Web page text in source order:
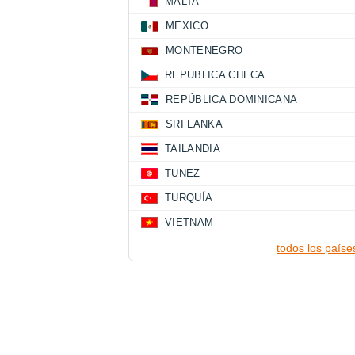
MEXICO
MONTENEGRO
REPUBLICA CHECA
REPÚBLICA DOMINICANA
SRI LANKA
TAILANDIA
TUNEZ
TURQUÍA
VIETNAM
todos los